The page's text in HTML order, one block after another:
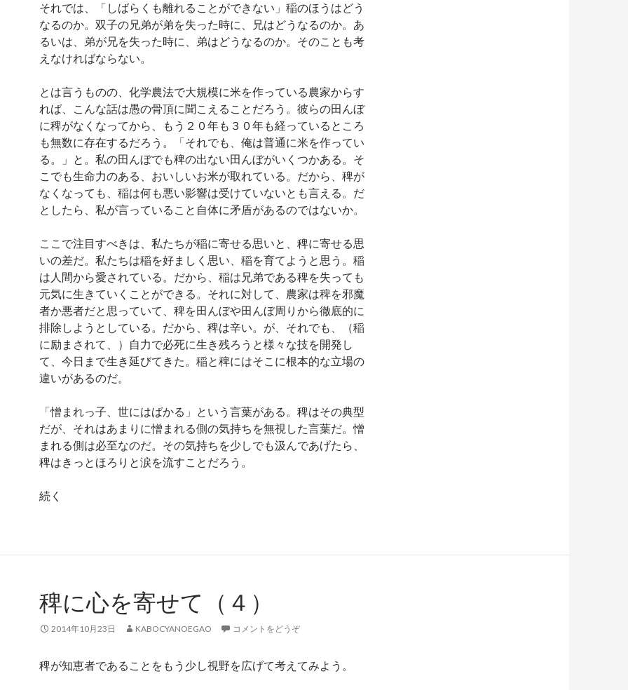
それでは、「しばらくも離れることができない」稲のほうはどう
なるのか。双子の兄弟が弟を失った時に、兄はどうなるのか。あ
るいは、弟が兄を失った時に、弟はどうなるのか。そのことも考
えなければならない。
とは言うものの、化学農法で大規模に米を作っている農家からす
れば、こんな話は愚の骨頂に聞こえることだろう。彼らの田んぼ
に稗がなくなってから、もう２０年も３０年も経っているところ
も無数に存在するだろう。「それでも、俺は普通に米を作ってい
る。」と。私の田んぼでも稗の出ない田んぼがいくつかある。そ
こでも生命力のある、おいしいお米が取れている。だから、稗が
なくなっても、稲は何も悪い影響は受けていないとも言える。だ
としたら、私が言っていること自体に矛盾があるのではないか。
ここで注目すべきは、私たちが稲に寄せる思いと、稗に寄せる思
いの差だ。私たちは稲を好ましく思い、稲を育てようと思う。稲
は人間から愛されている。だから、稲は兄弟である稗を失っても
元気に生きていくことができる。それに対して、農家は稗を邪魔
者か悪者だと思っていて、稗を田んぼや田んぼ周りから徹底的に
排除しようとしている。だから、稗は辛い。が、それでも、（稲
に励まされて、）自力で必死に生き残ろうと様々な技を開発し
て、今日まで生き延びてきた。稲と稗にはそこに根本的な立場の
違いがあるのだ。
「憎まれっ子、世にはばかる」という言葉がある。稗はその典型
だが、それはあまりに憎まれる側の気持ちを無視した言葉だ。憎
まれる側は必至なのだ。その気持ちを少しでも汲んであげたら、
稗はきっとほろりと涙を流すことだろう。
続く
稗に心を寄せて（４）
2014年10月23日 KABOCYANOEGAO コメントをどうぞ
稗が知恵者であることをもう少し視野を広げて考えてみよう。